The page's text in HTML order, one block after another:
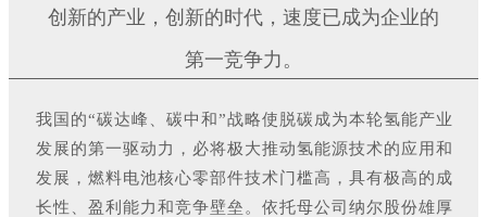
创新的产业，创新的时代，速度已成为企业的
第一竞争力。
我国的“碳达峰
、碳中和”战略使脱碳成为本轮氢能产业
发展的第一驱动力，必将极大推动氢能源技术的应用和
发展，燃料电池核心零部件技术门槛高，具有极高的成
长性、盈利能力和竞争壁垒。依托母公司纳尔股份雄厚